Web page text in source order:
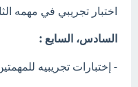
اختبار تجريبي في مهمه
السادس، السابع :
- إختبارات تجريبيه للمهمتين(